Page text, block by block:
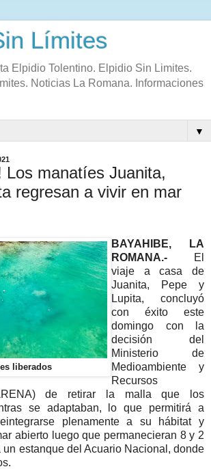
Límites
Elpidio Tolentino. Elpidio Sin Limites.
Noticias La Romana. Informaciones
▼
Los manatíes Juanita,
regresan a vivir en mar
liberados
BAYAHIBE, LA
ROMANA.-
El
viaje a casa de
Juanita, Pepe y
Lupita, concluyó
con éxito este
domingo con la
decisión del
Ministerio de
Medioambiente y
Recursos
de retirar la malla que los
se adaptaban, lo que permitirá a
plenamente a su hábitat y
abierto luego que permanecieran 8 y 2
estanque del Acuario Nacional, donde